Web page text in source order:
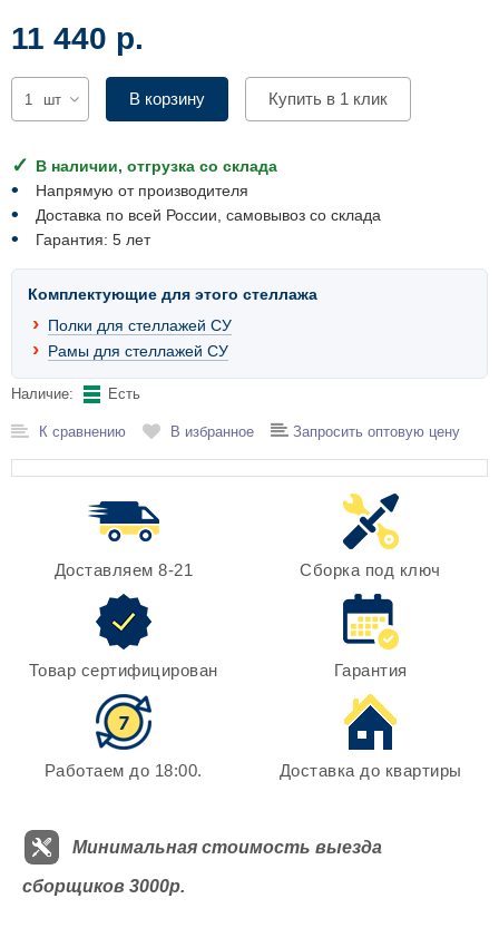
11 440 р.
шт В корзину Купить в 1 клик
В наличии, отгрузка со склада
Напрямую от производителя
Доставка по всей России, самовывоз со склада
Гарантия: 5 лет
Комплектующие для этого стеллажа
Полки для стеллажей СУ
Рамы для стеллажей СУ
Наличие: Есть
К сравнению В избранное Запросить оптовую цену
Доставляем 8-21 Сборка под ключ
Товар сертифицирован Гарантия
Работаем до 18:00. Доставка до квартиры
Минимальная стоимость выезда
сборщиков 3000р.